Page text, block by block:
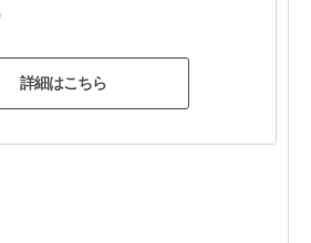
詳細はこちら